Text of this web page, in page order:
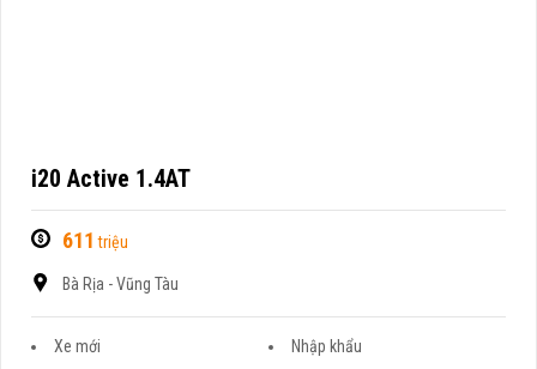
i20 Active 1.4AT
611 triệu
Bà Rịa - Vũng Tàu
Xe mới
Nhập khẩu